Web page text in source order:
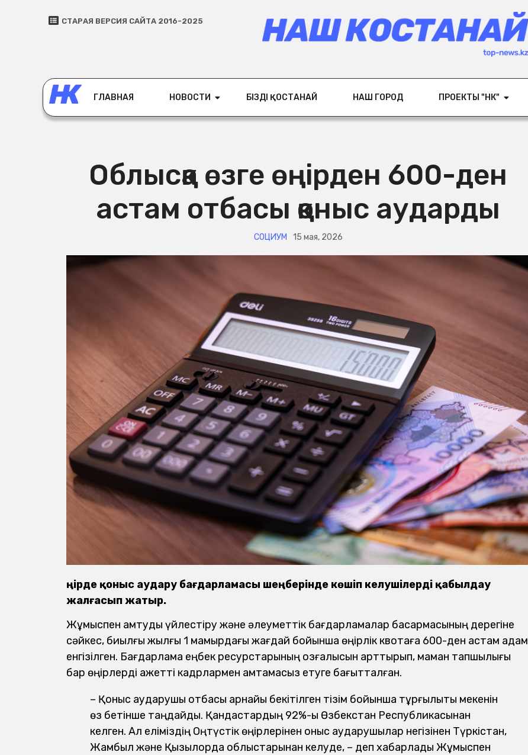
СТАРАЯ ВЕРСИЯ САЙТА 2016-2025
ГЛАВНАЯ НОВОСТИ БІЗДІҢ ҚОСТАНАЙ НАШ ГОРОД ПРОЕКТЫ "НК"
Облысқа өзге өңірден 600-ден
астам отбасы қоныс аударды
СОЦИУМ 15 мая, 2026
Өңірде қоныс аудару бағдарламасы шеңберінде көшіп келушілерді қабылдау
жалғасып жатыр.
Жұмыспен қамтуды үйлестіру және әлеуметтік бағдарламалар басқармасының дерегіне
сәйкес, биылғы жылғы 1 мамырдағы жағдай бойынша өңірлік квотаға 600-ден астам адам
енгізілген. Бағдарлама еңбек ресурстарының қозғалысын арттырып, маман тапшылығы
бар өңірлерді қажетті кадрлармен қамтамасыз етуге бағытталған.
– Қоныс аударушы отбасы арнайы бекітілген тізім бойынша тұрғылықты мекенін
өз бетінше таңдайды. Қандастардың 92%-ы Өзбекстан Республикасынан
келген. Ал еліміздің Оңтүстік өңірлерінен қоныс аударушылар негізінен Түркістан,
Жамбыл және Қызылорда облыстарынан келуде, – деп хабарлады Жұмыспен